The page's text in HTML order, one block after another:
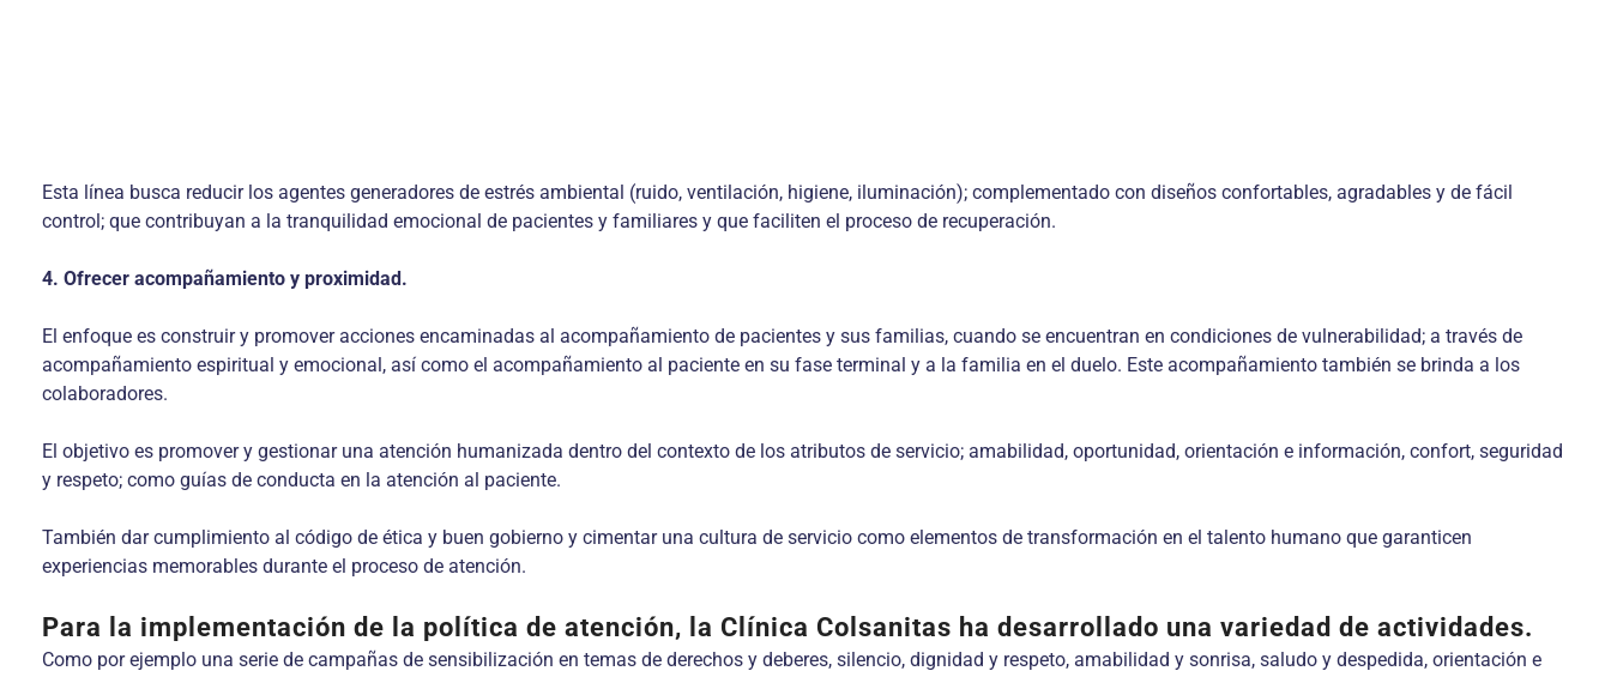
Esta línea busca reducir los agentes generadores de estrés ambiental (ruido, ventilación, higiene, iluminación); complementado con diseños confortables, agradables y de fácil
control; que contribuyan a la tranquilidad emocional de pacientes y familiares y que faciliten el proceso de recuperación.
4. Ofrecer acompañamiento y proximidad.
El enfoque es construir y promover acciones encaminadas al acompañamiento de pacientes y sus familias, cuando se encuentran en condiciones de vulnerabilidad; a través de
acompañamiento espiritual y emocional, así como el acompañamiento al paciente en su fase terminal y a la familia en el duelo. Este acompañamiento también se brinda a los
colaboradores.
El objetivo es promover y gestionar una atención humanizada dentro del contexto de los atributos de servicio; amabilidad, oportunidad, orientación e información, confort, seguridad
y respeto; como guías de conducta en la atención al paciente.
También dar cumplimiento al código de ética y buen gobierno y cimentar una cultura de servicio como elementos de transformación en el talento humano que garanticen
experiencias memorables durante el proceso de atención.
Para la implementación de la política de atención, la Clínica Colsanitas ha desarrollado una variedad de actividades.
Como por ejemplo una serie de campañas de sensibilización en temas de derechos y deberes, silencio, dignidad y respeto, amabilidad y sonrisa, saludo y despedida, orientación e